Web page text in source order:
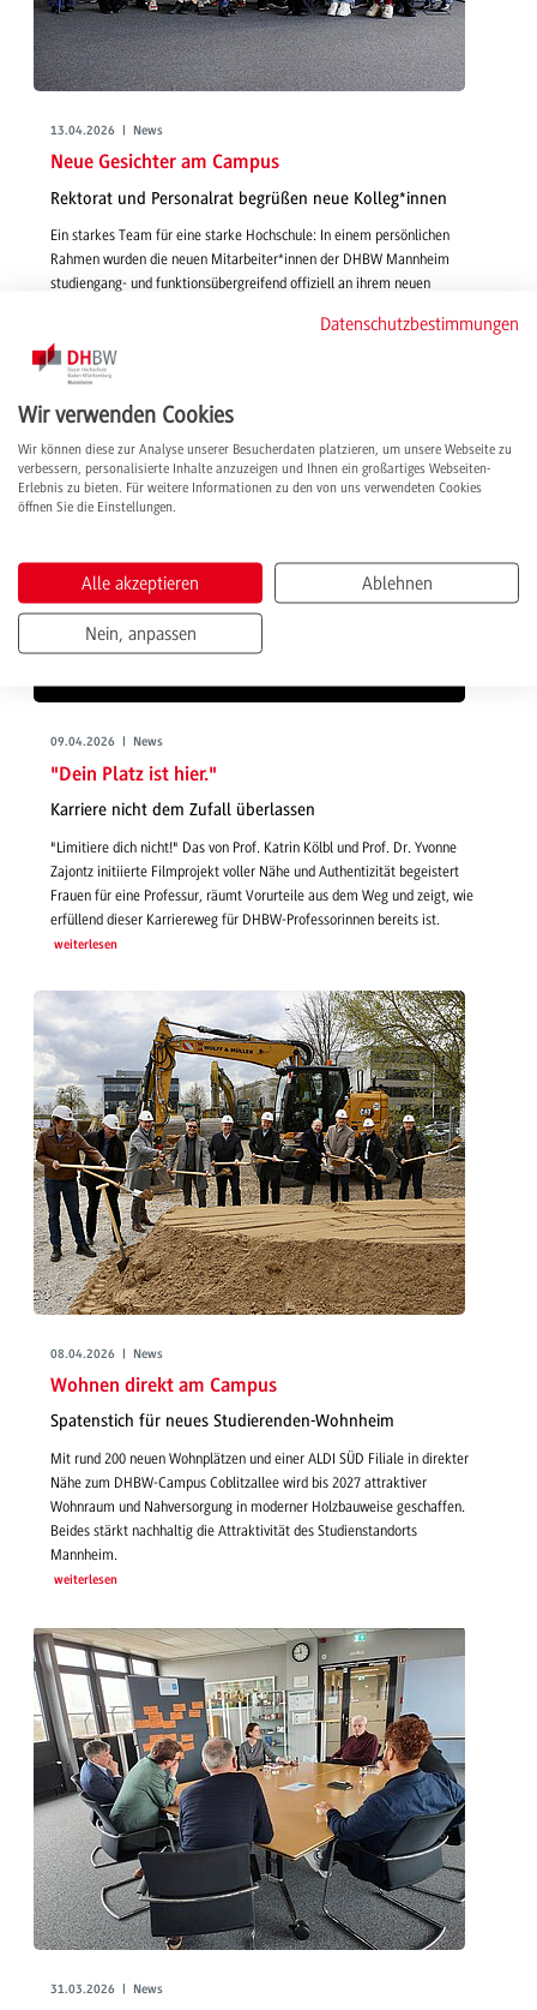
13.04.2026 | News
Neue Gesichter am Campus
Rektorat und Personalrat begrüßen neue Kolleg*innen
Ein starkes Team für eine starke Hochschule: In einem persönlichen
Rahmen wurden die neuen Mitarbeiter*innen der DHBW Mannheim
studiengang- und funktionsübergreifend offiziell an ihrem neuen
09.04.2026 | News
"Dein Platz ist hier."
Karriere nicht dem Zufall überlassen
"Limitiere dich nicht!" Das von Prof. Katrin Kölbl und Prof. Dr. Yvonne
Zajontz initiierte Filmprojekt voller Nähe und Authentizität begeistert
Frauen für eine Professur, räumt Vorurteile aus dem Weg und zeigt, wie
erfüllend dieser Karriereweg für DHBW-Professorinnen bereits ist.
weiterlesen
08.04.2026 | News
Wohnen direkt am Campus
Spatenstich für neues Studierenden-Wohnheim
Mit rund 200 neuen Wohnplätzen und einer ALDI SÜD Filiale in direkter
Nähe zum DHBW-Campus Coblitzallee wird bis 2027 attraktiver
Wohnraum und Nahversorgung in moderner Holzbauweise geschaffen.
Beides stärkt nachhaltig die Attraktivität des Studienstandorts
Mannheim.
weiterlesen
31.03.2026 | News
Datenschutzbestimmungen
Wir verwenden Cookies
Wir können diese zur Analyse unserer Besucherdaten platzieren, um unsere Webseite zu
verbessern, personalisierte Inhalte anzuzeigen und Ihnen ein großartiges Webseiten-
Erlebnis zu bieten. Für weitere Informationen zu den von uns verwendeten Cookies
öffnen Sie die Einstellungen.
Alle akzeptieren Ablehnen
Nein, anpassen